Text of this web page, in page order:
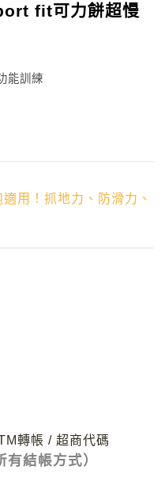
fit可力餅超慢
能訓練
用！抓地力、防滑力、
轉帳 / 超商代碼
有結帳方式）